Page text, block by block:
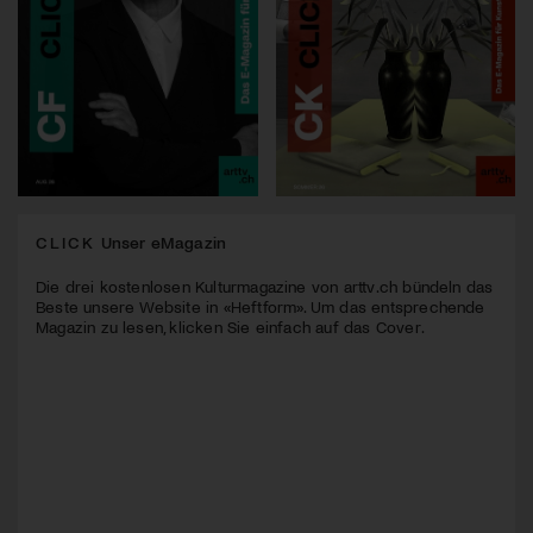
CLICK Unser eMagazin
Die drei kostenlosen Kulturmagazine von arttv.ch bündeln das
Beste unsere Website in «Heftform». Um das entsprechende
Magazin zu lesen, klicken Sie einfach auf das Cover.